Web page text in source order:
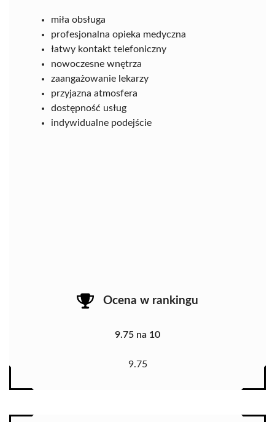
miła obsługa
profesjonalna opieka medyczna
łatwy kontakt telefoniczny
nowoczesne wnętrza
zaangażowanie lekarzy
przyjazna atmosfera
dostępność usług
indywidualne podejście
Ocena w rankingu
9.75 na 10
9.75